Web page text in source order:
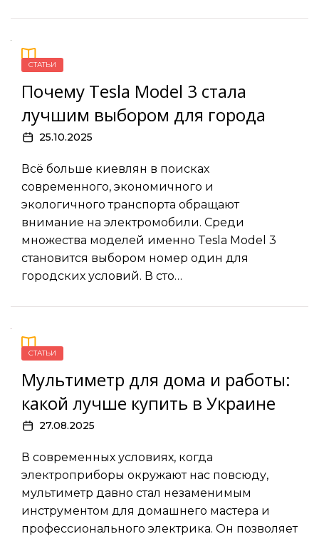
СТАТЬИ
Почему Tesla Model 3 стала
лучшим выбором для города
25.10.2025
Всё больше киевлян в поисках
современного, экономичного и
экологичного транспорта обращают
внимание на электромобили. Среди
множества моделей именно Tesla Model 3
становится выбором номер один для
городских условий. В сто…
СТАТЬИ
Мультиметр для дома и работы:
какой лучше купить в Украине
27.08.2025
В современных условиях, когда
электроприборы окружают нас повсюду,
мультиметр давно стал незаменимым
инструментом для домашнего мастера и
профессионального электрика. Он позволяет